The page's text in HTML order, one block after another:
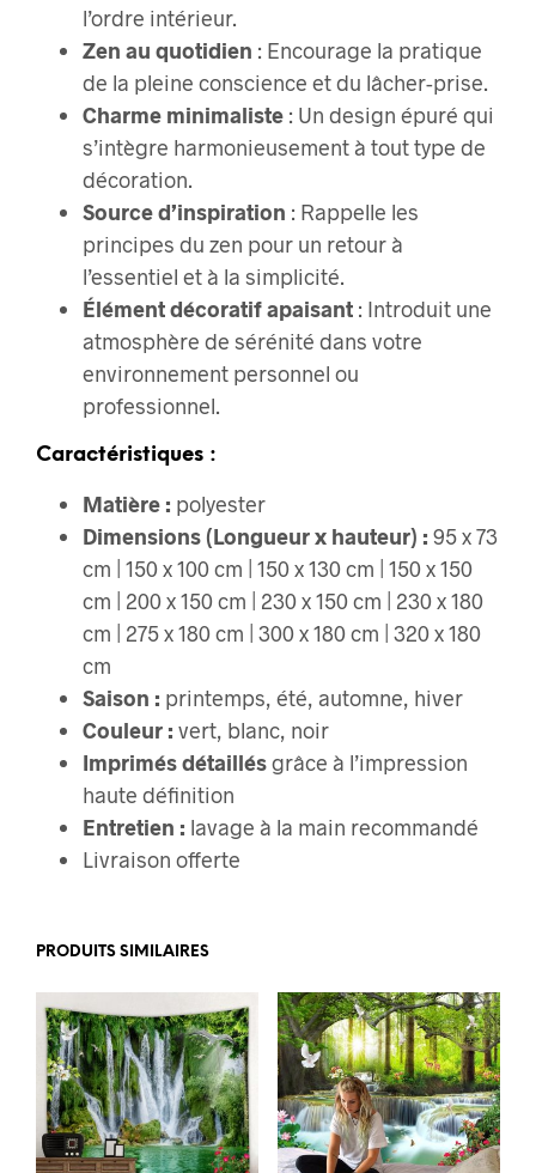
l’ordre intérieur.
Zen au quotidien : Encourage la pratique
de la pleine conscience et du lâcher-prise.
Charme minimaliste : Un design épuré qui
s’intègre harmonieusement à tout type de
décoration.
Source d’inspiration : Rappelle les
principes du zen pour un retour à
l’essentiel et à la simplicité.
Élément décoratif apaisant : Introduit une
atmosphère de sérénité dans votre
environnement personnel ou
professionnel.
Caractéristiques :
Matière : polyester
Dimensions (Longueur x hauteur) : 95 x 73
cm | 150 x 100 cm | 150 x 130 cm | 150 x 150
cm | 200 x 150 cm | 230 x 150 cm | 230 x 180
cm | 275 x 180 cm | 300 x 180 cm | 320 x 180
cm
Saison : printemps, été, automne, hiver
Couleur : vert, blanc, noir
Imprimés détaillésgrâce à l’impression
haute définition
Entretien : lavage à la main recommandé
Livraison offerte
PRODUITS SIMILAIRES